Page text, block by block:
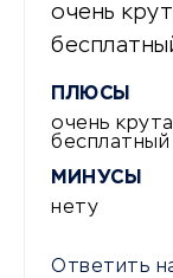
очень
ПЛЮСЫ
очень
бесплатный
МИНУСЫ
нету
Ответить